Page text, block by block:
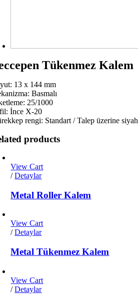
Tükenmez Kalem
13 x 144 mm
Basmalı
25/1000
İnce X-20
rengi: Standart / Talep üzerine siyah
products
View Cart
/ Detaylar
Metal Roller Kalem
View Cart
/ Detaylar
Metal Tükenmez Kalem
View Cart
/ Detaylar